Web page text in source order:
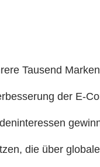
Tausend
der E-
die über